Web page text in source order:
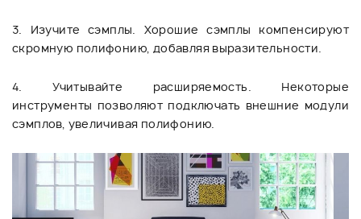
3. Изучите сэмплы. Хорошие сэмплы компенсируют
скромную полифонию, добавляя выразительности.
4. Учитывайте расширяемость. Некоторые
инструменты позволяют подключать внешние модули
сэмплов, увеличивая полифонию.